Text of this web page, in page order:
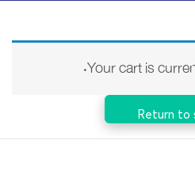
Your cart is
Return to